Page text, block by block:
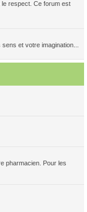
respect. Ce forum est
et votre imagination...
pharmacien. Pour les